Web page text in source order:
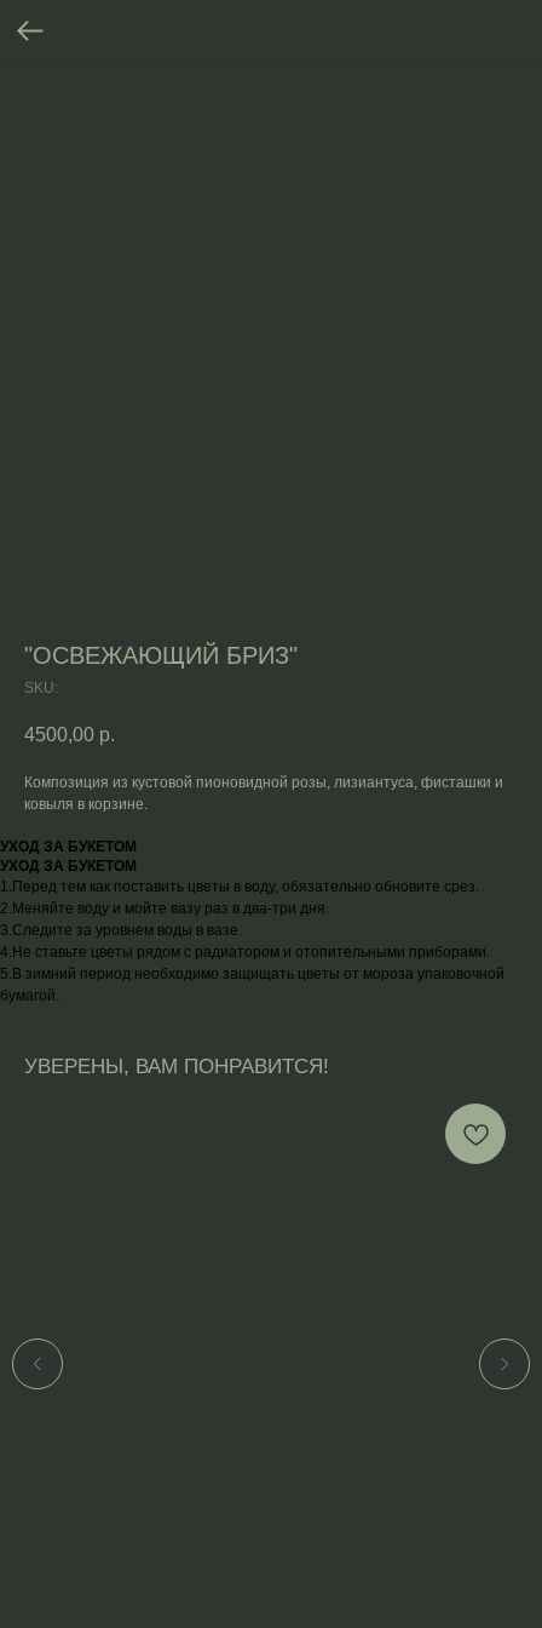
"ОСВЕЖАЮЩИЙ БРИЗ"
SKU:
4500,00 р.
Композиция из кустовой пионовидной розы, лизиантуса, фисташки и
ковыля в корзине.
УХОД ЗА БУКЕТОМ
УХОД ЗА БУКЕТОМ
1.Перед тем как поставить цветы в воду, обязательно обновите срез.
2.Меняйте воду и мойте вазу раз в два-три дня.
3.Следите за уровнем воды в вазе.
4.Не ставьте цветы рядом с радиатором и отопительными приборами.
5.В зимний период необходимо защищать цветы от мороза упаковочной
бумагой.
УВЕРЕНЫ, ВАМ ПОНРАВИТСЯ!